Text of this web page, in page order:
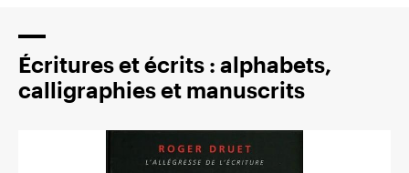
Écritures et écrits : alphabets,
calligraphies et manuscrits